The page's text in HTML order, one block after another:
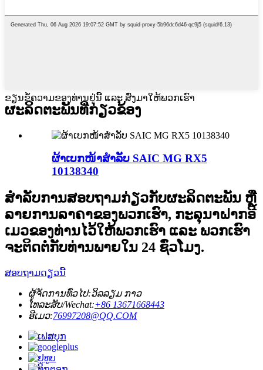
ຂຽນຂໍ້ຄວາມຂອງທ່ານຢູ່ນີ້ ແລະ ສົ່ງມາໃຫ້ພວກເຮົາ
ຜະລິດຕະພັນທີ່ກ່ຽວຂ້ອງ
ຜ້າເບກໜ້າສຳລັບ SAIC MG RX5
10138340
ສຳລັບການສອບຖາມກ່ຽວກັບຜະລິດຕະພັນ ຫຼື
ລາຍການລາຄາຂອງພວກເຮົາ, ກະລຸນາຝາກອີ
ເມວຂອງທ່ານໄວ້ໃຫ້ພວກເຮົາ ແລະ ພວກເຮົາ
ຈະຕິດຕໍ່ກັບທ່ານພາຍໃນ 24 ຊົ່ວໂມງ.
ສອບຖາມດຽວນີ້
ຜູ້ຈັດການທົ່ວໄປ:ວິລລຽມ ກາວ
ໂທລະສັບ/Wechat:+86 13671668443
ອີເມວ:76997208@QQ.COM